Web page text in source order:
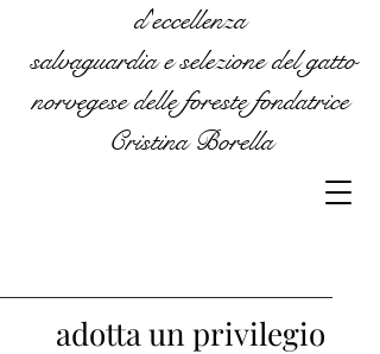
d'eccellenza
salvaguardia e selezione del gatto
norvegese delle foreste fondatrice
Cristina Borella
adotta un privilegio